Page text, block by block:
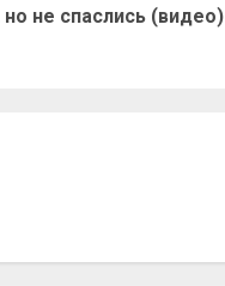
не спаслись (видео)